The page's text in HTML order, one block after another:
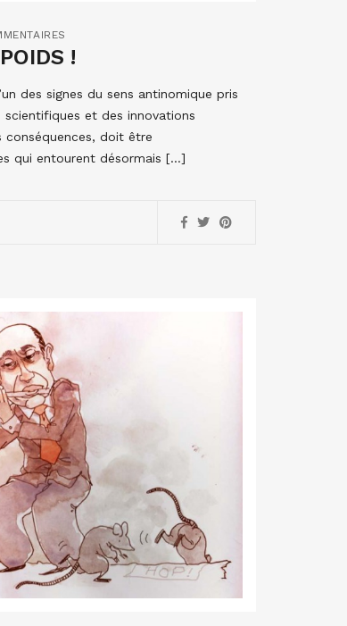
!
des signes du sens antinomique pris
et des innovations
conséquences, doit être
qui entourent désormais […]